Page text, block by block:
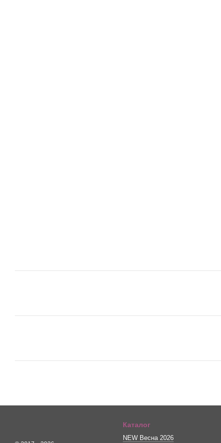
Каталог
NEW Весна 2026